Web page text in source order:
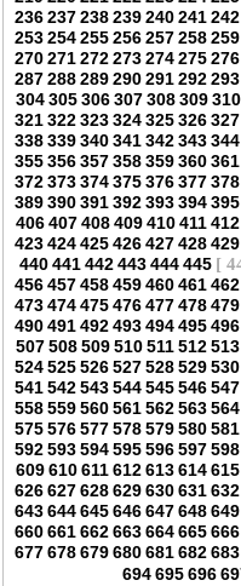
236237238239240241242
253254255256257258259
270271272273274275276
287288289290291292293
304 305 306 307 308 309 310
321322323324325326327
338339340341342343344
355356357358359360361
372373374375376377378
389390391392393394395
406 407 408 409 410 411 412
423424425426427428429
440441442443444445 [
456457458459460461462
473474475476477478479
490491492493494495496
507 508 509 510 511 512 513
524525526527528529530
541542543544545546547
558559560561562563564
575576577578579580581
592593594595596597598
609 610 611 612 613 614 615
626627628629630631632
643644645646647648649
660661662663664665666
677678679680681682683
694695696